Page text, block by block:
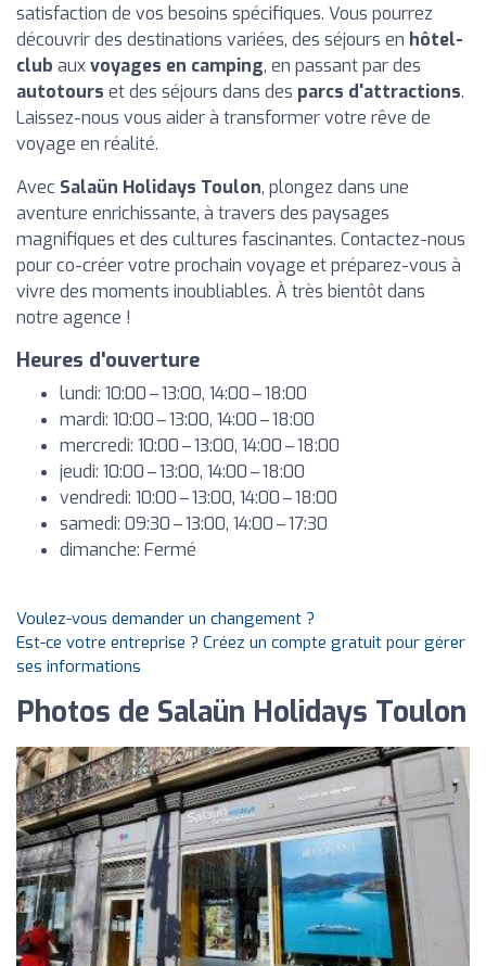
satisfaction de vos besoins spécifiques. Vous pourrez
découvrir des destinations variées, des séjours en hôtel-
club auxvoyages en camping, en passant par des
autotours et des séjours dans des parcs d'attractions.
Laissez-nous vous aider à transformer votre rêve de
voyage en réalité.
Avec Salaün Holidays Toulon, plongez dans une
aventure enrichissante, à travers des paysages
magnifiques et des cultures fascinantes. Contactez-nous
pour co-créer votre prochain voyage et préparez-vous à
vivre des moments inoubliables. À très bientôt dans
notre agence !
Heures d'ouverture
lundi: 10:00 – 13:00, 14:00 – 18:00
mardi: 10:00 – 13:00, 14:00 – 18:00
mercredi: 10:00 – 13:00, 14:00 – 18:00
jeudi: 10:00 – 13:00, 14:00 – 18:00
vendredi: 10:00 – 13:00, 14:00 – 18:00
samedi: 09:30 – 13:00, 14:00 – 17:30
dimanche: Fermé
Voulez-vous demander un changement ?
Est-ce votre entreprise ? Créez un compte gratuit pour gérer
ses informations
Photos de Salaün Holidays Toulon